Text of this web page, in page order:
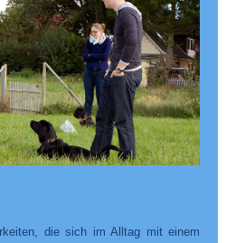
die sich im Alltag mit einem